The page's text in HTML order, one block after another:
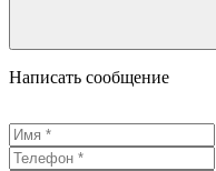
Написать сообщение